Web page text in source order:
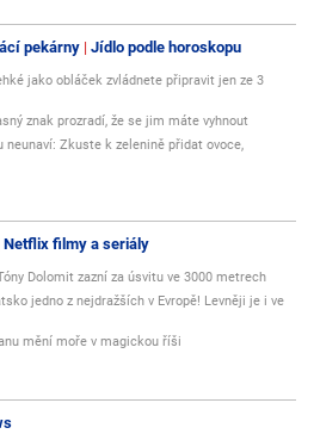
pekárny Jídlo podle horoskopu
jako obláček zvládnete připravit jen ze 3
znak prozradí, že se jim máte vyhnout
neunaví: Zkuste k zelenině přidat ovoce,
Netflix filmy a seriály
Dolomit zazní za úsvitu ve 3000 metrech
jedno z nejdražších v Evropě! Levněji je i ve
mění moře v magickou říši